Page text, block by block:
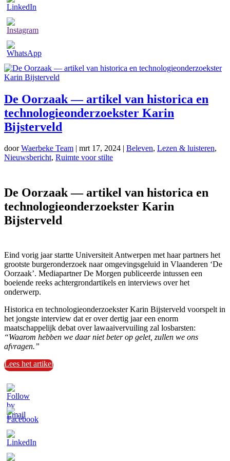
De Oorzaak — artikel van historica en
technologieonderzoekster Karin
Bijsterveld
doorWaerbeke Team | mrt 17, 2024 | Beleven, Lezen & luisteren,
Nieuwsbericht, Ruimte voor stilte
De Oorzaak — artikel van historica en
technologieonderzoekster Karin
Bijsterveld
Eind vorig jaar startte Universiteit Antwerpen met haar partners het
grootste burgeronderzoek naar omgevingsgeluid in Vlaanderen ‘De
Oorzaak’. Mediapartner De Morgen publiceerde intussen een
boeiende reeks achtergrondartikels en interviews over het
onderwerp.
Historica en technologieonderzoekster Karin Bijsterveld voorspelt in
het jongste interview dat er over dertig jaar een enorm
maatschappelijk debat over lawaaivervuiling zal losbarsten:
“Waarom hebben we daar niet beter op gelet, zullen we ons
afvragen.”
Lees het artikel